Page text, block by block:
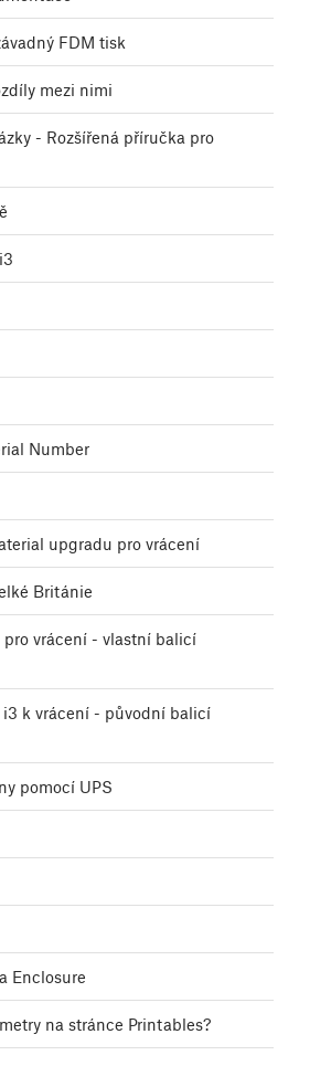
FDM tisk
mezi nimi
- Rozšířená příručka pro
Number
upgradu pro vrácení
Británie
vrácení - vlastní balicí
k vrácení - původní balicí
pomocí UPS
Enclosure
na stránce Printables?